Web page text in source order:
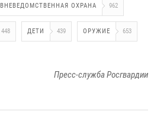
ВНЕВЕДОМСТВЕННАЯ ОХРАНА 962
448 ДЕТИ 439 ОРУЖИЕ 653
Пресс-служба Росгвардии